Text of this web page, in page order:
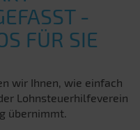
-
FÜR SIE
wir Ihnen, wie einfach
Lohnsteuerhilfeverein
übernimmt.